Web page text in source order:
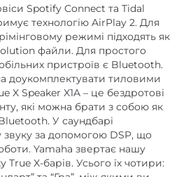
режимі підходять як
файли. Для простого
пристроїв є Bluetooth.
доукомплектувати тиловими
X Speaker X1A – це бездротові
які можна брати з собою як
У саундбарі
за допомогою DSP, що
Yamaha звертає нашу
X-барів. Усього їх чотири:
та “Гра”, між якими ви
залежно від того, чи